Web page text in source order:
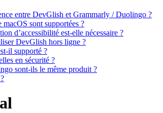
entre DevGlish et Grammarly / Duolingo ?
macOS sont supportées ?
d’accessibilité est-elle nécessaire ?
DevGlish hors ligne ?
il supporté ?
en sécurité ?
sont-ils le même produit ?